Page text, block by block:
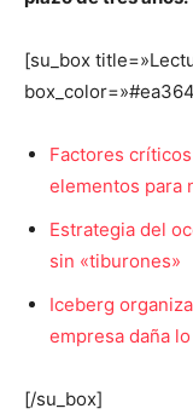
[su_box
Factores
elementos para
Estrategia del
sin «tiburones»
Iceberg
empresa daña
[/su_box]